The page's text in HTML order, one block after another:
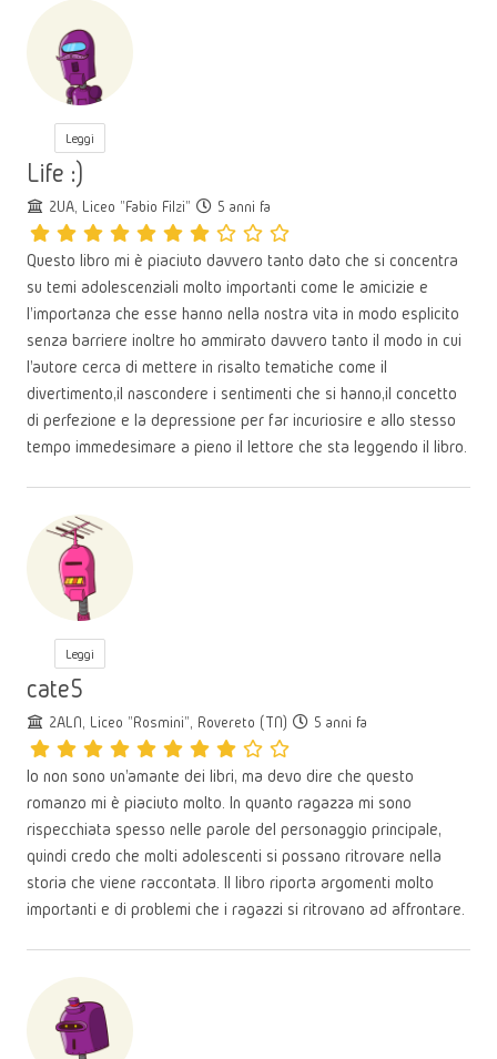
Leggi
Life :)
2UA, Liceo "Fabio Filzi" 5 anni fa
Questo libro mi è piaciuto davvero tanto dato che si concentra
su temi adolescenziali molto importanti come le amicizie e
l'importanza che esse hanno nella nostra vita in modo esplicito
senza barriere inoltre ho ammirato davvero tanto il modo in cui
l'autore cerca di mettere in risalto tematiche come il
divertimento,il nascondere i sentimenti che si hanno,il concetto
di perfezione e la depressione per far incuriosire e allo stesso
tempo immedesimare a pieno il lettore che sta leggendo il libro.
Leggi
cate5
2ALN, Liceo "Rosmini", Rovereto (TN) 5 anni fa
Io non sono un'amante dei libri, ma devo dire che questo
romanzo mi è piaciuto molto. In quanto ragazza mi sono
rispecchiata spesso nelle parole del personaggio principale,
quindi credo che molti adolescenti si possano ritrovare nella
storia che viene raccontata. Il libro riporta argomenti molto
importanti e di problemi che i ragazzi si ritrovano ad affrontare.